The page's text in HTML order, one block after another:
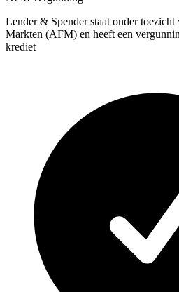
Lender & Spender staat onder
Markten (AFM) en heeft een
krediet